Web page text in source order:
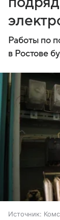
Работы по
в Ростове
Источник: